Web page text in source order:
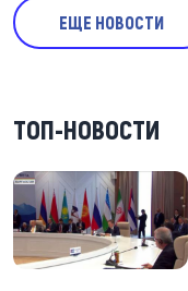
ЕЩЕ НОВОСТИ
ТОП-НОВОСТИ